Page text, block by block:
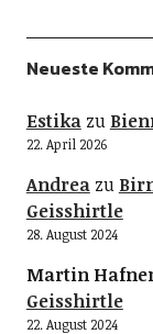
Neueste
Estikazu
22. April 2026
Andreazu
Geisshirtle
28. August 2024
Martin
Geisshirtle
22. August 2024